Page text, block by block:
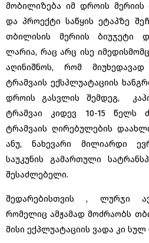
მობილიზება იმ დროის მერიის
და პროექტი საწყის ეტაპზე
თბილისის მერიის ბიუჯეტი
ლარია, რაც არც ისე
აღინიშნოს, რომ
ტრამვაის ექსპლუატაციის
დროის გასვლის შემდეგ,
ტრამვაი კიდევ 10-15 წელს
ტრამვაის ღირებულების
ანუ, ნახევარი მილიარდი
საუკუნის გამართული
შესაძლებელი.
შედარებისთვის , ლურჯი
რომელიც ამჟამად მოძრაობს
მისი ექპლუატაციის ვადა კი